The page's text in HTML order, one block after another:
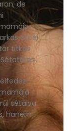
de
utcai
titkos
sétálva
hanem